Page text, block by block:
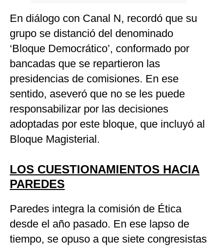
En diálogo con Canal N, recordó que su
grupo se distanció del denominado
‘Bloque Democrático’, conformado por
bancadas que se repartieron las
presidencias de comisiones. En ese
sentido, aseveró que no se les puede
responsabilizar por las decisiones
adoptadas por este bloque, que incluyó al
Bloque Magisterial.
LOS CUESTIONAMIENTOS HACIA
PAREDES
Paredes integra la comisión de Ética
desde el año pasado. En ese lapso de
tiempo, se opuso a que siete congresistas